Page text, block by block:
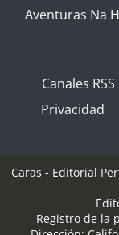
Aventuras Na
Canales RSS
Privacidad
Caras - Editorial
Registro de la